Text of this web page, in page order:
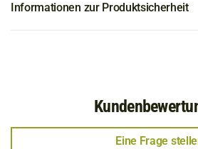
Informationen zur Produktsicherheit
Eine Frage